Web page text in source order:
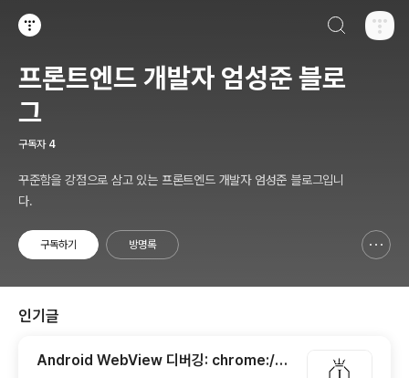
프론트엔드 개발자 엄성준 블로
그
구독자 4
꾸준함을 강점으로 삼고 있는 프론트엔드 개발자 엄성준 블로그입니
다.
구독하기 방명록
인기글
Android WebView 디버깅: chrome://in